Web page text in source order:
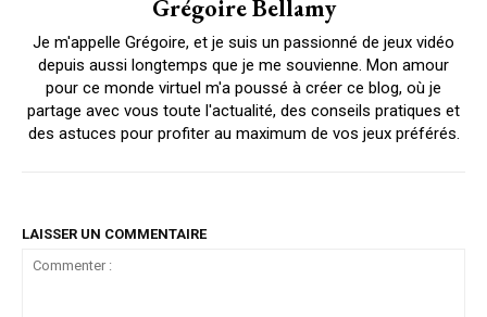
Grégoire Bellamy
Je m'appelle Grégoire, et je suis un passionné de jeux vidéo
depuis aussi longtemps que je me souvienne. Mon amour
pour ce monde virtuel m'a poussé à créer ce blog, où je
partage avec vous toute l'actualité, des conseils pratiques et
des astuces pour profiter au maximum de vos jeux préférés.
LAISSER UN COMMENTAIRE